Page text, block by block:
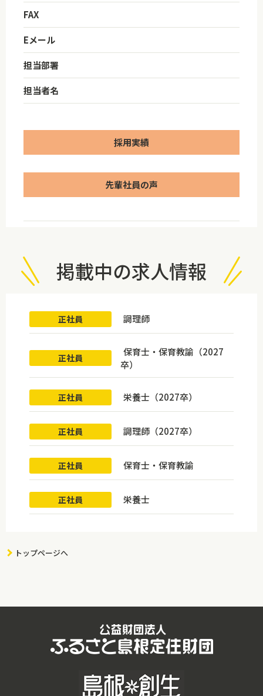
FAX
Eメール
担当部署
担当者名
採用実績
先輩社員の声
掲載中の求人情報
正社員 調理師
正社員
保育士・保育教諭（2027
卒）
正社員 栄養士（2027卒）
正社員 調理師（2027卒）
正社員 保育士・保育教諭
正社員 栄養士
トップページへ